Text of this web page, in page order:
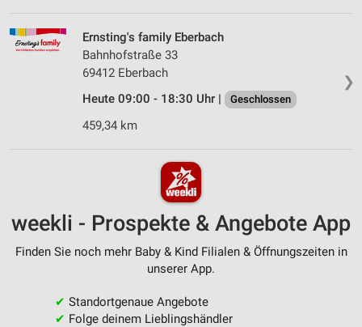
❯
Ernsting's family Eberbach
Bahnhofstraße 33
69412 Eberbach
Heute 09:00 - 18:30 Uhr |
Geschlossen
459,34 km
weekli - Prospekte & Angebote App
Finden Sie noch mehr Baby & Kind Filialen & Öffnungszeiten in
unserer App.
✔ Standortgenaue Angebote
✔ Folge deinem Lieblingshändler